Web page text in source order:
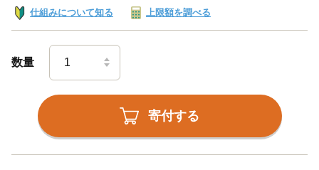
仕組みについて知る 上限額を調べる
数量
寄付する